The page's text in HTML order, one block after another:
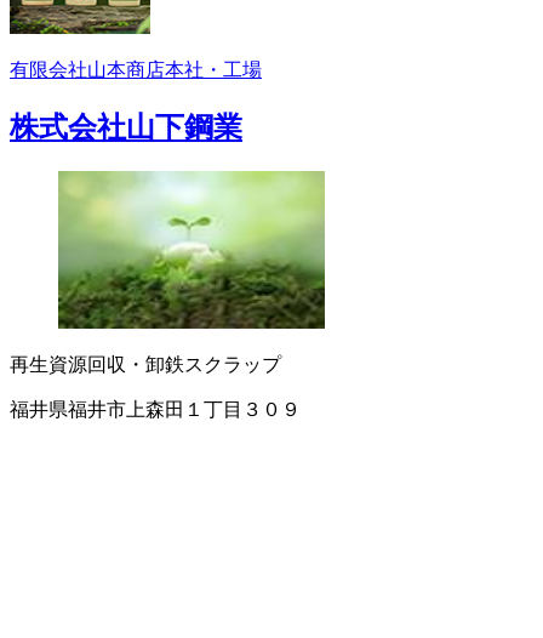
有限会社山本商店本社・工場
株式会社山下鋼業
再生資源回収・卸鉄スクラップ
福井県福井市上森田１丁目３０９